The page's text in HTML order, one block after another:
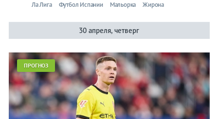
Ла Лига Футбол Испании Мальорка Жирона
30 апреля, четверг
ПРОГНОЗ